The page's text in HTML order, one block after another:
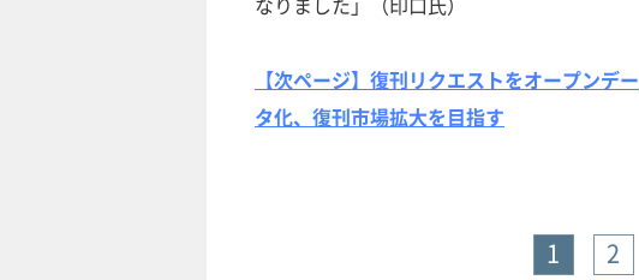
【次ページ】復刊リクエストをオープンデー
タ化、復刊市場拡大を目指す
1 2